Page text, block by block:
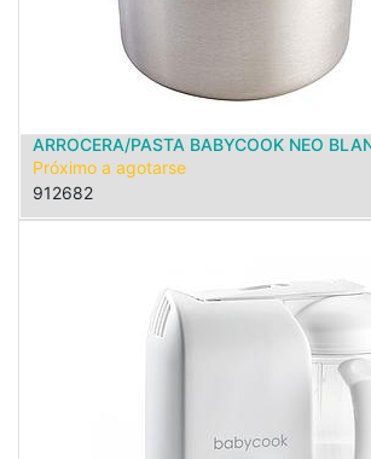
ARROCERA/PASTA BABYCOOK NEO
Próximo a agotarse
912682